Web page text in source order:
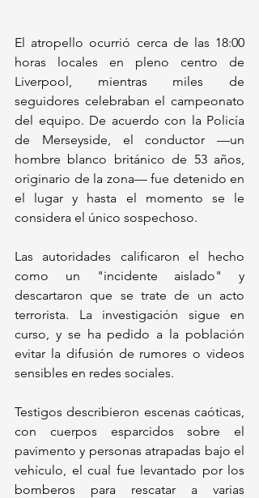
El atropello ocurrió cerca de las 18:00
horas locales en pleno centro de
Liverpool, mientras miles de
seguidores celebraban el campeonato
del equipo. De acuerdo con la Policía
de Merseyside, el conductor —un
hombre blanco británico de 53 años,
originario de la zona— fue detenido en
el lugar y hasta el momento se le
considera el único sospechoso.
Las autoridades calificaron el hecho
como un "incidente aislado" y
descartaron que se trate de un acto
terrorista. La investigación sigue en
curso, y se ha pedido a la población
evitar la difusión de rumores o videos
sensibles en redes sociales.
Testigos describieron escenas caóticas,
con cuerpos esparcidos sobre el
pavimento y personas atrapadas bajo el
vehículo, el cual fue levantado por los
bomberos para rescatar a varias